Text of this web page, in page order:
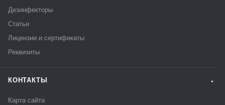
Дезинфекторы
Статьи
Лицензии и сертификаты
Реквизиты
КОНТАКТЫ
Карта сайта